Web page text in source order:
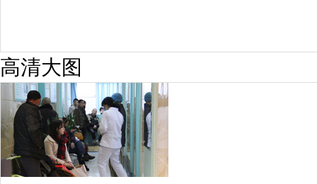
高清大图